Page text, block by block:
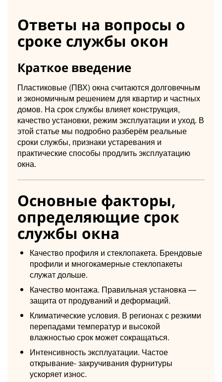
Ответы на вопросы о
сроке службы окон
Краткое введение
Пластиковые (ПВХ) окна считаются долговечным
и экономичным решением для квартир и частных
домов. На срок службы влияет конструкция,
качество установки, режим эксплуатации и уход. В
этой статье мы подробно разберём реальные
сроки службы, признаки устаревания и
практические способы продлить эксплуатацию
окна.
Основные факторы,
определяющие срок
службы окна
Качество профиля и стеклопакета. Брендовые
профили и многокамерные стеклопакеты
служат дольше.
Качество монтажа. Правильная установка —
защита от продуваний и деформаций.
Климатические условия. В регионах с резкими
перепадами температур и высокой
влажностью срок может сокращаться.
Интенсивность эксплуатации. Частое
открывание- закручивания фурнитуры
ускоряет износ.